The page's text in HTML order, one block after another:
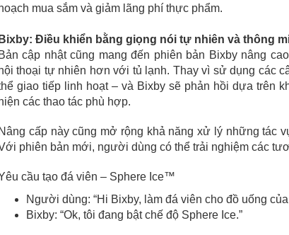
hoạch mua sắm và giảm lãng phí thực phẩm.
Bixby: Điều khiển bằng giọng nói tự nhiên và thông
Bản cập nhật cũng mang đến phiên bản Bixby nâng
hội thoại tự nhiên hơn với tủ lạnh. Thay vì sử dụng các
giao tiếp linh hoạt – và Bixby sẽ phản hồi dựa trên
hiện các thao tác phù hợp.
Nâng cấp này cũng mở rộng khả năng xử lý những tác
phiên bản mới, người dùng có thể trải nghiệm các
cầu tạo đá viên – Sphere Ice™
Người dùng: “Hi Bixby, làm đá viên cho đồ uống của
Bixby: “Ok, tôi đang bật chế độ Sphere Ice.”